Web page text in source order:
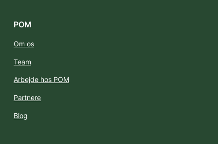
POM
Om os
Team
Arbejde hos POM
Partnere
Blog